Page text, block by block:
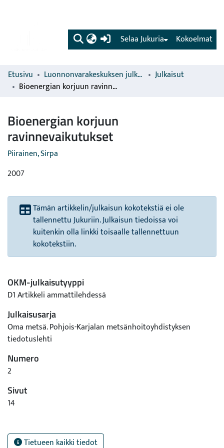
(current) Kokoelmat
Selaa Jukuria
Etusivu Luonnonvarakeskuksen julkaisut
Julkaisut
Bioenergian korjuun ravinnevaikutukset
Bioenergian korjuun
ravinnevaikutukset
Piirainen, Sirpa
2007
Tämän artikkelin/julkaisun kokotekstiä ei ole
tallennettu Jukuriin. Julkaisun tiedoissa voi
kuitenkin olla linkki toisaalle tallennettuun
kokotekstiin.
OKM-julkaisutyyppi
D1 Artikkeli ammattilehdessä
Julkaisusarja
Oma metsä. Pohjois-Karjalan metsänhoitoyhdistyksen
tiedotuslehti
Numero
2
Sivut
14
Tietueen kaikki tiedot